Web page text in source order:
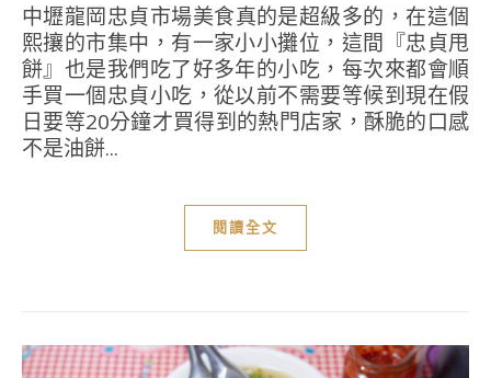
中壢龍岡忠貞市場美食真的是超級多的，在這個
熙攘的市集中，有一家小小攤位，這間『忠貞甩
餅』也是我們吃了好多年的小吃，每次來都會順
手買一個忠貞小吃，從以前不需要等候到現在假
日要等20分鐘才買得到的熱門店家，酥脆的口感
不是油餅...
閱讀全文